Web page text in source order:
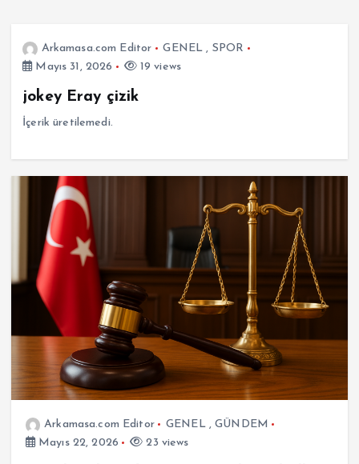
Arkamasa.com Editor GENEL , SPOR
Mayıs 31, 2026
19 views
jokey Eray çizik
İçerik üretilemedi.
Arkamasa.com Editor GENEL,GÜNDEM
Mayıs 22, 2026
23 views